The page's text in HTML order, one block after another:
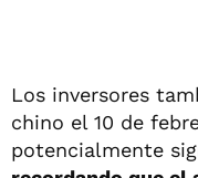
Los inversores
chino el 10 de
potencialmente